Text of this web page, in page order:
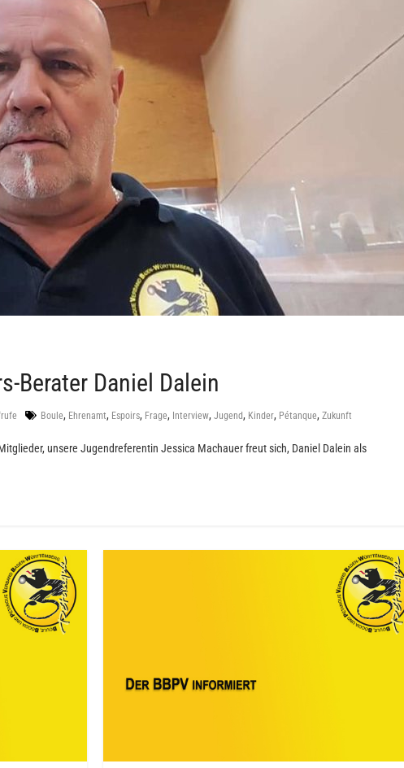
Berater Daniel Dalein
Boule, Ehrenamt, Espoirs, Frage, Interview, Jugend, Kinder, Pétanque, Zukunft
unsere Jugendreferentin Jessica Machauer freut sich, Daniel Dalein als